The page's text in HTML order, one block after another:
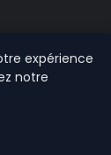
expérience
notre